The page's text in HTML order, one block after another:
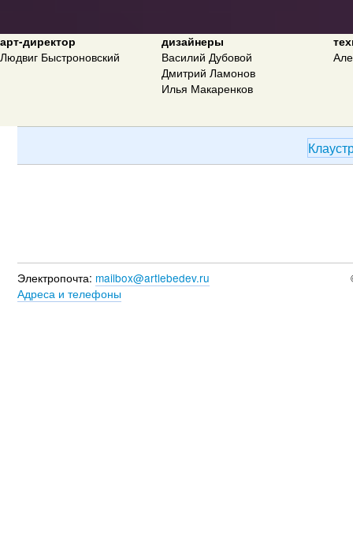
арт-директор
Людвиг Быстроновский
дизайнеры
Василий Дубовой
Дмитрий Ламонов
Илья Макаренков
Электропочта: mailbox@artlebedev.ru
Адреса и телефоны